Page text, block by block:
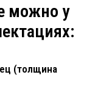
можно у
(толщина